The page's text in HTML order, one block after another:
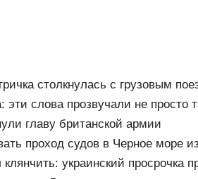
столкнулась с грузовым
слова прозвучали не просто
главу британской армии
проход судов в Черное море
украинский просрочка